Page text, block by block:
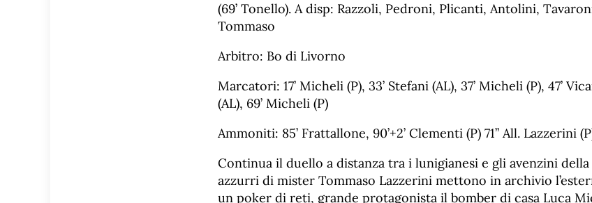
(69’ Tonello). A disp: Razzoli, Pedroni, Plicanti, Antolini,
Tommaso
Arbitro: Bo di Livorno
Marcatori: 17’ Micheli (P), 33’ Stefani (AL), 37’ Micheli (P), 47’
(AL), 69’ Micheli (P)
Ammoniti: 85’ Frattallone, 90’+2’ Clementi (P) 71’’ All. Lazzerini
Continua il duello a distanza tra i lunigianesi e gli avenzini
azzurri di mister Tommaso Lazzerini mettono in archivio
un poker di reti, grande protagonista il bomber di casa Luca